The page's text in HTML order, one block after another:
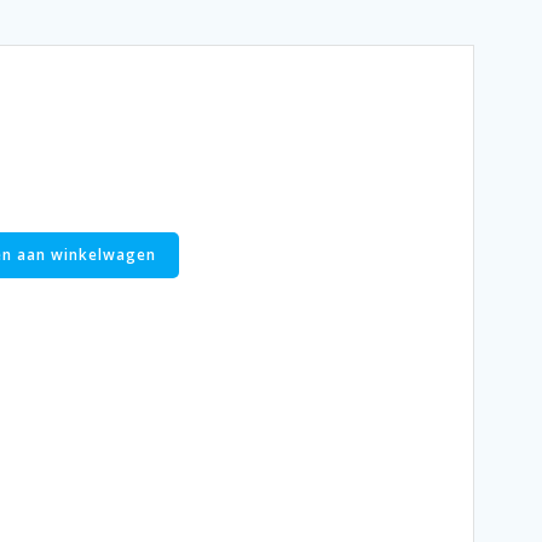
aan winkelwagen